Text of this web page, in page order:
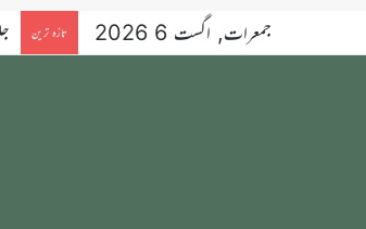
جمعرات, اگست 6 2026 تازہ ترین